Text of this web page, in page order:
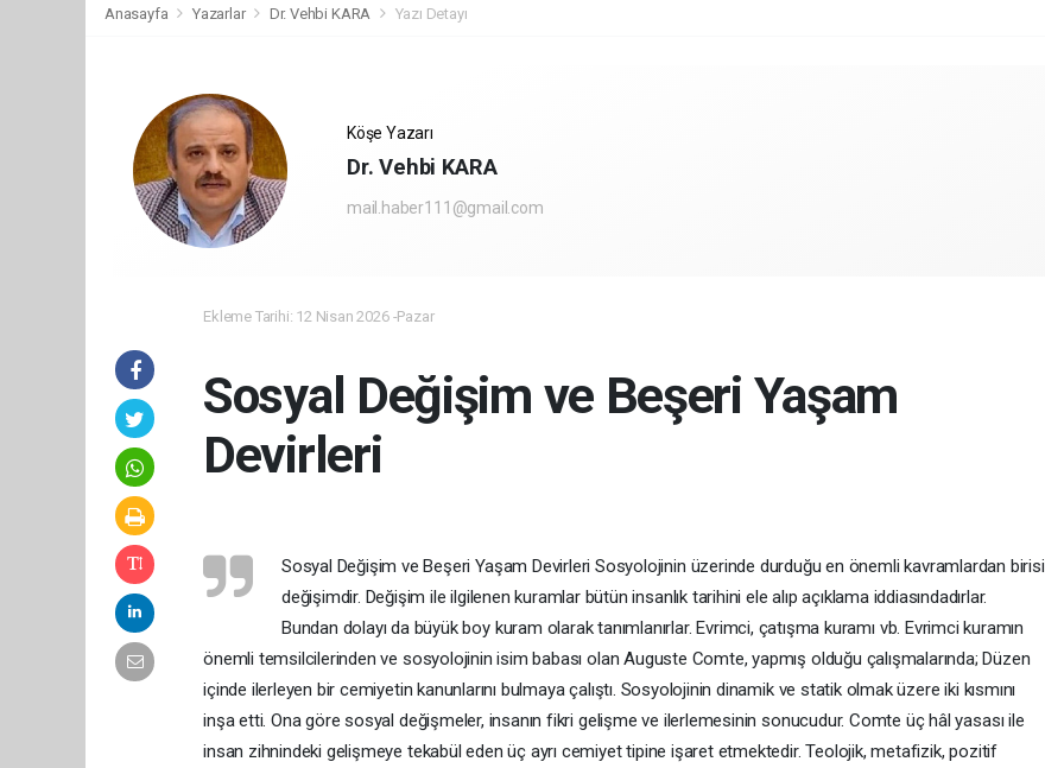
Anasayfa Yazarlar Dr. Vehbi KARA Yazı Detayı
Köşe Yazarı
Dr. Vehbi KARA
mail.haber111@gmail.com
Ekleme Tarihi: 12 Nisan 2026 -Pazar
Sosyal Değişim ve Beşeri Yaşam
Devirleri
Sosyal Değişim ve Beşeri Yaşam Devirleri Sosyolojinin üzerinde durduğu en önemli kavramlardan birisi
değişimdir. Değişim ile ilgilenen kuramlar bütün insanlık tarihini ele alıp açıklama iddiasındadırlar.
Bundan dolayı da büyük boy kuram olarak tanımlanırlar. Evrimci, çatışma kuramı vb. Evrimci kuramın
önemli temsilcilerinden ve sosyolojinin isim babası olan Auguste Comte, yapmış olduğu çalışmalarında; Düzen
içinde ilerleyen bir cemiyetin kanunlarını bulmaya çalıştı. Sosyolojinin dinamik ve statik olmak üzere iki kısmını
inşa etti. Ona göre sosyal değişmeler, insanın fikri gelişme ve ilerlemesinin sonucudur. Comte üç hâl yasası ile
insan zihnindeki gelişmeye tekabül eden üç ayrı cemiyet tipine işaret etmektedir. Teolojik, metafizik, pozitif